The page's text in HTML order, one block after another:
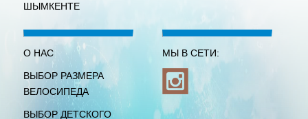
ШЫМКЕНТЕ
О НАС
ВЫБОР РАЗМЕРА
ВЕЛОСИПЕДА
ВЫБОР ДЕТСКОГО
МЫ В СЕТИ: